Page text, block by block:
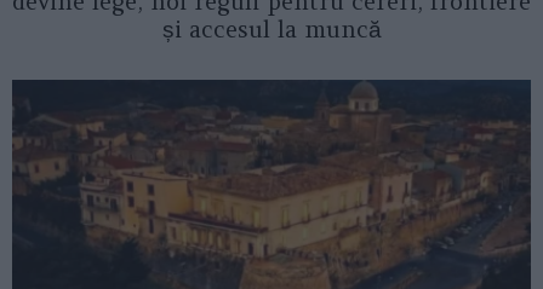
și accesul la muncă